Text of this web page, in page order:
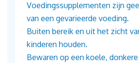
Voedingssupplementen zijn
van een gevarieerde voeding.
Buiten bereik en uit het zicht
kinderen houden.
Bewaren op een koele,